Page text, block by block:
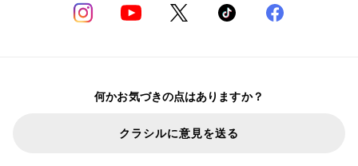
何かお気づきの点はありますか？
クラシルに意見を送る